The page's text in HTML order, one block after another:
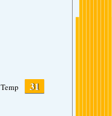
Temp 31